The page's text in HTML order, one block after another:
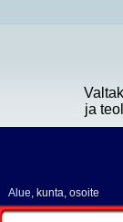
ja
Alue, kunta, osoite